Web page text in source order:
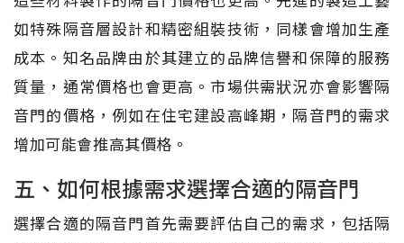
如特殊隔音層設計和精密組裝技術，同樣會增加生產
成本。知名品牌由於其建立的品牌信譽和保障的服務
質量，通常價格也會更高。市場供需狀況亦會影響隔
音門的價格，例如在住宅建設高峰期，隔音門的需求
增加可能會推高其價格。
五、如何根據需求選擇合適的隔音門
選擇合適的隔音門首先需要評估自己的需求，包括隔